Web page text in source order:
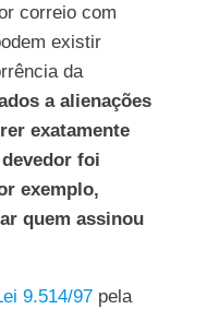
correio com
existir
da
a alienações
exatamente
foi
exemplo,
quem assinou
9.514/97pela